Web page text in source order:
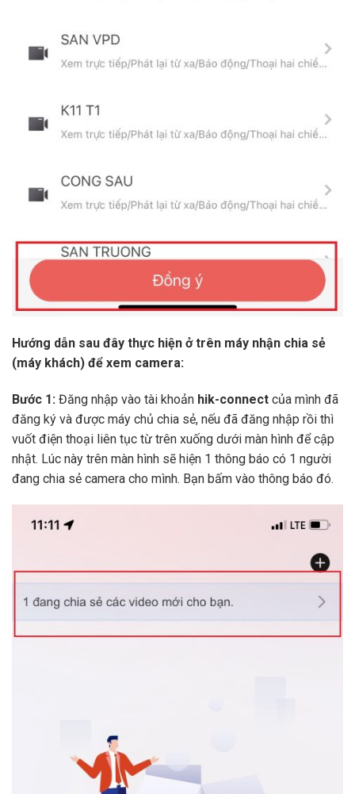
Hướng dẫn sau đây thực hiện ở trên máy nhận chia sẻ
(máy khách) để xem camera:
Bước 1: Đăng nhập vào tài khoản hik-connect của mình đã
đăng ký và được máy chủ chia sẻ, nếu đã đăng nhập rồi thì
vuốt điện thoại liên tục từ trên xuống dưới màn hình để cập
nhật. Lúc này trên màn hình sẽ hiện 1 thông báo có 1 người
đang chia sẻ camera cho mình. Bạn bấm vào thông báo đó.